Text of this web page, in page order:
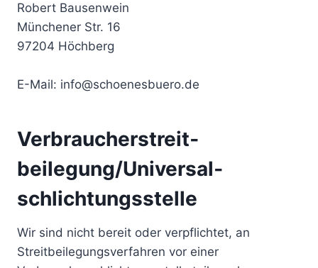
Robert Bausenwein
Münchener Str. 16
97204 Höchberg
E-Mail: info@schoenesbuero.de
Verbraucher­streit­
beilegung/Universal­
schlichtungs­stelle
Wir sind nicht bereit oder verpflichtet, an
Streitbeilegungsverfahren vor einer